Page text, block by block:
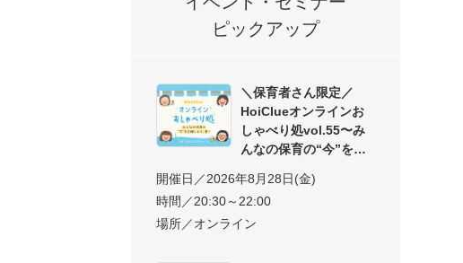
ピックアップ
＼保育者さん限定／
HoiClueオンラインお
しゃべり処vol.55〜み
んなの保育の“今”を交
開催日／2026年8月28日(金)
時間／20:30～22:00
場所／オンライン